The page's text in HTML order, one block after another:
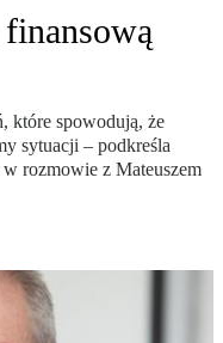
które spowodują, że
sytuacji – podkreśla
rozmowie z Mateuszem